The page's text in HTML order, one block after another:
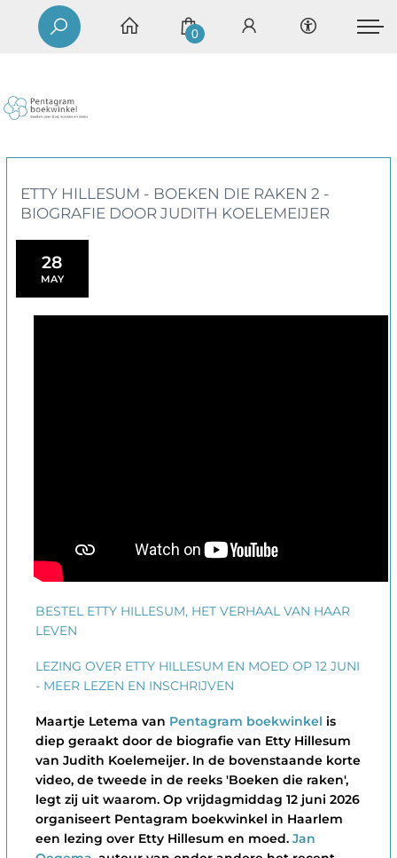
0
ETTY HILLESUM - BOEKEN DIE RAKEN 2 -
BIOGRAFIE DOOR JUDITH KOELEMEIJER
28
MAY
BESTEL ETTY HILLESUM, HET VERHAAL VAN HAAR
LEVEN
LEZING OVER ETTY HILLESUM EN MOED OP 12 JUNI
- MEER LEZEN EN INSCHRIJVEN
Maartje Letema van Pentagram boekwinkel is
diep geraakt door de biografie van Etty Hillesum
van Judith Koelemeijer. In de bovenstaande korte
video, de tweede in de reeks 'Boeken die raken',
legt zij uit waarom. Op vrijdagmiddag 12 juni 2026
organiseert Pentagram boekwinkel in Haarlem
een lezing over Etty Hillesum en moed. Jan